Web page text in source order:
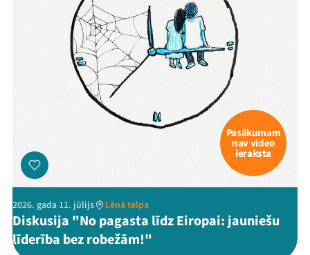
Pasākumam
nav video
ieraksta
2026. gada 11. jūlijs Lēnā telpa
Diskusija "No pagasta līdz Eiropai: jauniešu
līderība bez robežām!"